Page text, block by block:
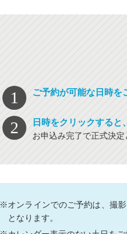
ご予約が可能な日時を
日時をクリックすると
お申込み完了で正式決定
※オンラインでのご予約は、撮
となります。